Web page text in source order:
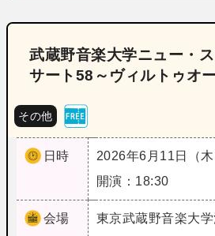
武蔵野音楽大学ニュー・
サート58～ヴィルトゥオ
その他
日時
2026年6月11日（木
開演：18:30
会場 東京武蔵野音楽大